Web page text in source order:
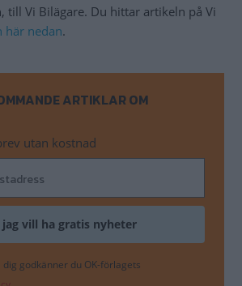
till Vi Bilägare. Du hittar artikeln på Vi
här nedan.
ARTIKLAR OM
utan kostnad
godkänner du OK-förlagets